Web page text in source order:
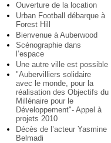
Ouverture de la location
Urban Football débarque à
Forest Hill
Bienvenue à Auberwood
Scénographie dans
l’espace
Une autre ville est possible
"Aubervilliers solidaire
avec le monde, pour la
réalisation des Objectifs du
Millénaire pour le
Développement"- Appel à
projets 2010
Décès de l’acteur Yasmine
Belmadi